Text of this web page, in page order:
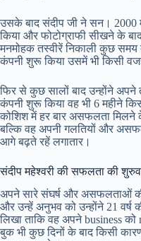
उसके बाद संदीप जी ने सन। 2000
किया और फोटोग्राफी सीखने के
मनमोहक तस्वीरें निकाली कुछ समय
कंपनी शुरू किया उसमें भी किसी
फिर से कुछ सालों बाद उन्होंने
कंपनी शुरू किया वह भी 6 महीने
कोशिश में हर बार असफलता मिलने
बल्कि वह अपनी गलतियों और
आगे बढ़ते रहें लगातार।
संदीप महेश्वरी की सफलता की
अपने सारे संघर्ष और असफलताओं
और उन्हें अनुभव को उन्होंने 21 वर्ष
लिखा ताकि वह अपने business
बुक भी कुछ दिनों के बाद किसी